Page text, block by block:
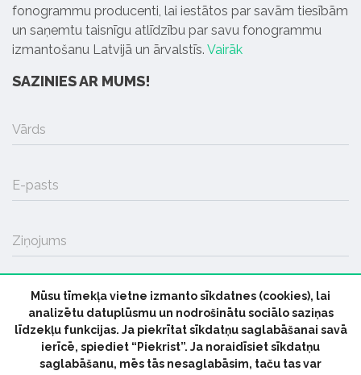
fonogrammu producenti, lai iestātos par savām tiesībām
un saņemtu taisnīgu atlīdzību par savu fonogrammu
izmantošanu Latvijā un ārvalstīs. Vairāk
SAZINIES AR MUMS!
Vārds
E-pasts
Ziņojums
SŪTĪT
Mūsu tīmekļa vietne izmanto sīkdatnes (cookies), lai
analizētu datuplūsmu un nodrošinātu sociālo saziņas
līdzekļu funkcijas. Ja piekrītat sīkdatņu saglabāšanai savā
ierīcē, spiediet “Piekrist”. Ja noraidīsiet sīkdatņu
saglabāšanu, mēs tās nesaglabāsim, taču tas var